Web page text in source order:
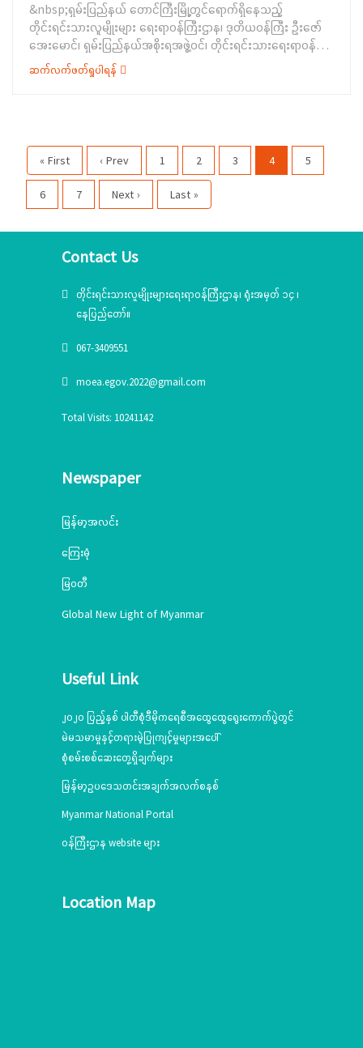
လိုက်နာဆောင်ရွက်ရန်၊ ရုံးလုပ်ငန်းများ ပီပြင်အောင်ဆောင်ရွက်ကြ
ရန်၊&nbsp; ဝန်ကြီး ဌာနက ၂၀၂၃-၂၀၂၄ ဘဏ္ဍာရေးနှစ်တွင်
ဆောင်ရွက်နေသည့် စီမံကိန်း(၂၄)ချက်တွင် ပါဝင်သည့် ဦးစီးဌာနများ
မှ ဆောင်ရွက်ရမည့်လုပ်ငန်းများကို အားသွန်ခွန်စိုက် ကြိုးစား
ဆွေးနွေးပေါင်းစပ်ပေးခဲ့ကြောင်း သိရှိခဲ့ရပါသည်။
&nbsp;ရှမ်းပြည်နယ် တောင်ကြီးမြို့တွင်‌ရောက်ရှိနေသည့်
တိုင်းရင်းသားလူမျိုးများ ရေးရာဝန်ကြီးဌာန၊ ဒုတိယဝန်ကြီး ဦးဇော်
အေးမောင်၊ ရှမ်းပြည်နယ်အစိုးရအဖွဲ့ဝင်၊ တိုင်းရင်းသားရေးရာဝန်ကြီး
ဦးအောင်ကြည်ဝင်းတို့သည် တိုင်းရင်းသားအခွင့်အရေးများ ကာကွယ်
စောင့်ရှောက်ရေးဦးစီးဌာန၊ ညွှန်ကြားရေးမှူးချုပ်နှင့် တာဝန်ရှိသူများ
“ရှမ်းပြည်နယ်တိုင်းရင်းသားရေးရာနှင့် သက်မွေးပညာသင်တန်းစင်
တာ”၏ ဆောက်လုပ် လျက်ရှိသည့် အလုပ်ရုံဆောင်၊ ဝင်းခြံစည်းရိုး၊
ထမင်းစားဆောင်နှင့် ပင်မအဆောက်အဦ ထပ်တိုးလုပ်ငန်းများ
ဆောင်ရွက်ပြီးစီးမှု အခြေအနေများကို သွားရောက် ကြည့်ရှုစစ်ဆေး ခဲ့
ဆောင်ရွက်လျက်ရှိသော&nbsp; တည်ဆောက်ရေးလုပ်ငန်း ဖြစ်သည့်
အဆောက်အဦထပ်တိုး လုပ်ငန်းများနှင့် ပတ်ဝန်းကျင်စိမ်းလန်းစိုးပြေ
ရေးများကို လိုက်လံကြည့်ရှုစစ်ဆေးခဲ့ပြီး&nbsp; မြေညီထပ်
ရေးရာဝန်ကြီး၊ အဆောက်အဦကို တာဝန်ယူတည်ဆောက်နေသည့်
ဝန်ကြီးဌာန၊ အရည်အသွေးထိန်းချုပ်စိစစ်ရေးအဖွဲ့မှ တာဝန်ရှိသူများ
ညှိနှိုင်းမှုများ ဆောင်ရွက် ပေးခဲ့ပြီး အဆောက်အဦကို ၇၇ နှစ်မြောက်
“ရှမ်းပြည်နယ်တိုင်းရင်းသားရေးရာနှင့်သက်မွေးပညာသင်တန်းစင်
တာ” ပြီးစီးပါက တိုင်းရင်းသားများအတွက် သက်မွေးဝမ်းကျောင်း
ကိစ္စရပ်များတွေ့ဆုံဆွေးနွေးမှုဆောင်ရွက်နိုင်သည့် နေရာအဖြစ်
ဆောင်ရွက်သွားရန် ရည်ရွယ်ဆောင်ရွက်ထားပါသည်။ ဆက်လက်ပြီး
ဇန်နဝါရီလ(၁၄)ရက်နေ့ နံနက်ပိုင်းတွင် တိုင်းရင်းသားလူမျိုးများ
ရေးရာ ဝန်ကြီးဌာန၊ ဒုတိယဝန်ကြီးနှင့် ရှမ်းပြည်နယ်အစိုးရအဖွဲ့ဝင်
ဝန်ကြီးဌာန၊ ရှမ်းပြည်နယ်ညွှန်ကြားရေးမှူးရုံးရှိ ဝန်ထမ်းများနှင့်
အမှာစကား ပြောကြားရာတွင် ကမ္ဘာ့ပထဝီနိုင်ငံရေး၊ မြန်မာ့နိုင်ငံရေး
သမိုင်း နောက်ခံအချက် အလက်များကို သိရှိထားနိုင်ရန်နှင့်
ရေးနှင့်ဖွံ့ဖြိုးတိုးတက်စေရေးကို ဆောင်ရွက်သွားရန်လိုအပ်ပါကြောင်း၊
ဝန်ထမ်းများအနေဖြင့် ဘဏ္ဍာရေးဆိုင်ရာလုပ်ထုံးလုပ်နည်းများကို
သိရှိနားလည်ထားရန် လိုအပ်ပြီး စာရင်းစစ်စစ်ဆေးခံနိုင်ရန်အတွက်
လည်း ကြိုတင်ပြင်ဆင် ဆောင်ရွက် ထားရမည်ဖြစ်ကြောင်း၊
တိုင်းရင်းသားဒေသများတွင် စီမံကိန်းမြေယာများ အသုံးပြုရန်
လျှောက်ထားလာသည့် မြေလွှတ်၊ မြေလပ်နှင့် မြေရိုင်းဆိုင်ရာကိစ္စရပ်
ကြောင်း တိုင်းရင်းသား စာပေနှင့်ယဉ်ကျေးမှု အသင်းအဖွဲ့ မှတ်ပုံတင်
ဝန်ထမ်းများ ဖြစ်သည့်အတွက် နိုင်ငံဝန်ထမ်းဥပဒေနှင့် နည်းဥပဒေ
ဆက်လက်ဖတ်ရှုပါရန်
« First ‹ Prev 1 2 3 4 5
6 7 Next › Last »
Contact Us
တိုင်းရင်းသားလူမျိုးများရေးရာဝန်ကြီးဌာန၊ ရုံးအမှတ် ၁၄ ၊
နေပြည်တော်။
067-3409551
moea.egov.2022@gmail.com
Total Visits: 10241142
Newspaper
မြန်မာ့အလင်း
ကြေးမုံ
မြဝတီ
Global New Light of Myanmar
Useful Link
၂၀၂၀ ပြည့်နှစ် ပါတီစုံဒီမိုကရေစီအထွေထွေရွေးကောက်ပွဲတွင်
မဲမသမာမှုနှင့်တရားမဲ့ပြုကျင့်မှုများအပေါ်
စုံစမ်းစစ်ဆေးတွေ့ရှိချက်များ
မြန်မာ့ဥပဒေသတင်းအချက်အလက်စနစ်
Myanmar National Portal
ဝန်ကြီးဌာန website များ
Location Map